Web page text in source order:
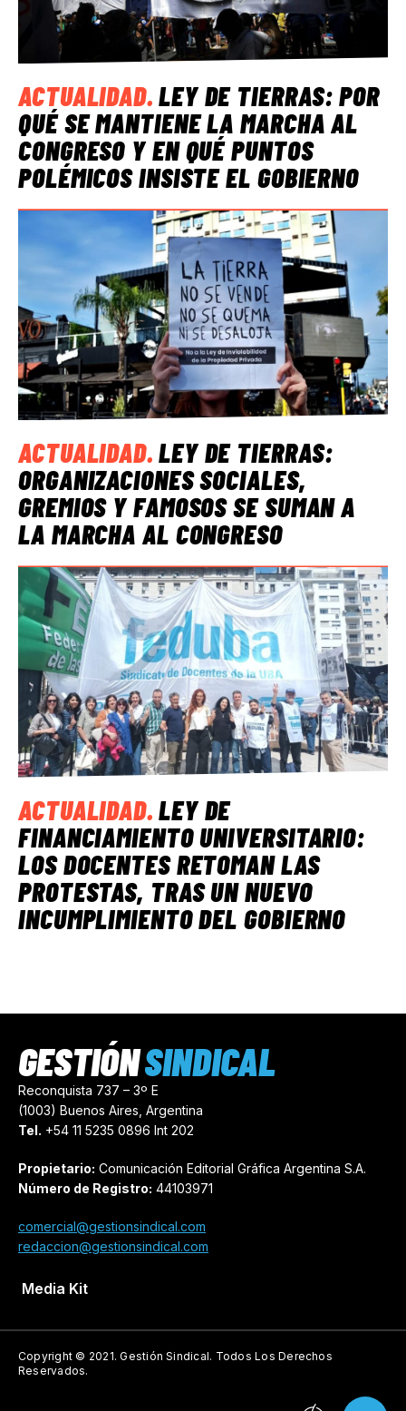
ACTUALIDAD.LEY DE TIERRAS: POR
QUÉ SE MANTIENE LA MARCHA AL
CONGRESO Y EN QUÉ PUNTOS
POLÉMICOS INSISTE EL GOBIERNO
ACTUALIDAD.LEY DE TIERRAS:
ORGANIZACIONES SOCIALES,
GREMIOS Y FAMOSOS SE SUMAN A
LA MARCHA AL CONGRESO
ACTUALIDAD.LEY DE
FINANCIAMIENTO UNIVERSITARIO:
LOS DOCENTES RETOMAN LAS
PROTESTAS, TRAS UN NUEVO
INCUMPLIMIENTO DEL GOBIERNO
Reconquista 737 – 3º E
(1003) Buenos Aires, Argentina
Tel. +54 11 5235 0896 Int 202
Propietario: Comunicación Editorial Gráfica Argentina S.A.
Número de Registro: 44103971
comercial@gestionsindical.com
redaccion@gestionsindical.com
Media Kit
GESTIÓNSINDICAL
Copyright © 2021.Gestión Sindical. Todos Los Derechos
Reservados.